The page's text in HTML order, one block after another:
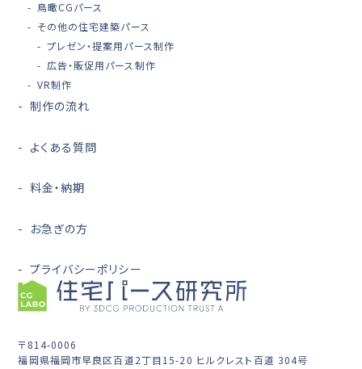
〒814-0006
福岡県福岡市早良区百道2丁目15-20 ヒルクレスト百道 304号
鳥瞰CGパース
その他の住宅建築パース
プレゼン・提案用パース制作
広告・販促用パース制作
VR制作
制作の流れ
よくある質問
料金・納期
お急ぎの方
プライバシーポリシー